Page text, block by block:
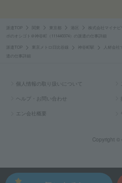
派遣TOP 関東 東京都 港区 株式会社マイナ
ポのオシゴト＠神谷町（111440374）の派遣の仕事詳細
派遣TOP 東京メトロ日比谷線 神谷町駅
人材会
遣の仕事詳細
個人情報の取り扱いについて
ヘルプ・お問い合わせ
エン会社概要
Copyright ©